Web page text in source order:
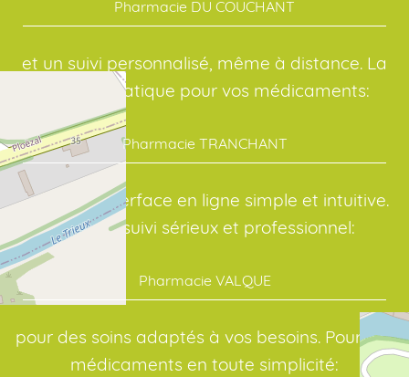
Pharmacie DU COUCHANT
et un suivi personnalisé, même à distance. La
solution pratique pour vos médicaments:
Pharmacie TRANCHANT
avec une interface en ligne simple et intuitive.
Avec un suivi sérieux et professionnel:
Pharmacie VALQUE
pour des soins adaptés à vos besoins. Pour vos
médicaments en toute simplicité: